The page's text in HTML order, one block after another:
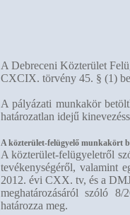
A Debreceni Közterület
CXCIX. törvény 45. § (1)
A pályázati munkakör
határozatlan idejű
A közterület-felügyelő munkakört
A közterület-felügyeletről
tevékenységéről, valamint
2012. évi CXX. tv, és a
meghatározásáról szóló
határozza meg.